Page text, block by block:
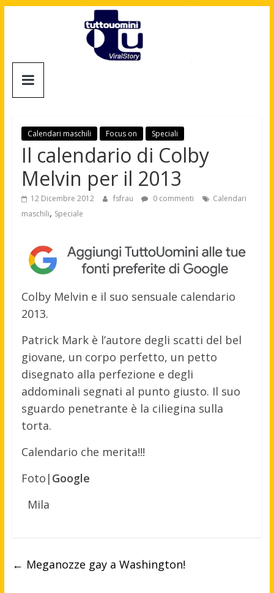
Tuttouomini
Cinema,
Motori,
gay
news
moda
Calendari maschili Focus on Speciali
Il calendario di Colby
Melvin per il 2013
12 Dicembre 2012 fsfrau 0 commenti
Calendari
maschili, Speciale
Colby Melvin e il suo sensuale calendario
2013.
Patrick Mark è l’autore degli scatti del bel
giovane, un corpo perfetto, un petto
disegnato alla perfezione e degli
addominali segnati al punto giusto. Il suo
sguardo penetrante è la ciliegina sulla
torta.
Calendario che merita!!!
Foto| Google
Mila
← Meganozze gay a Washington!